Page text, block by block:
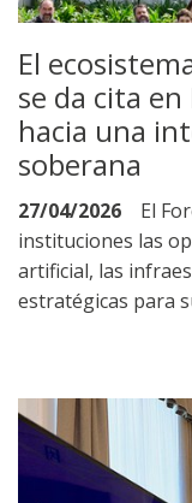
El
se da cita
hacia una
soberana
27/04/2026
El
instituciones las
artificial, las
estratégicas para